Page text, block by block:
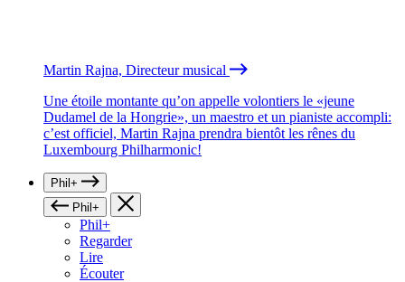
Martin Rajna, Directeur musical
Une étoile montante qu’on appelle volontiers le «jeune
Dudamel de la Hongrie», un maestro et un pianiste accompli:
c’est officiel, Martin Rajna prendra bientôt les rênes du
Luxembourg Philharmonic!
Phil+
Phil+
Phil+
Regarder
Lire
Écouter